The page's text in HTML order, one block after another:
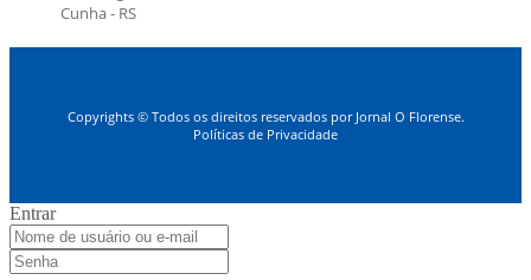
Cunha - RS
Copyrights © Todos os direitos reservados por Jornal O Florense.
Políticas de Privacidade
Entrar